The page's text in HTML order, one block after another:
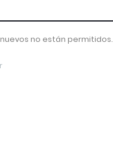
no están permitidos.